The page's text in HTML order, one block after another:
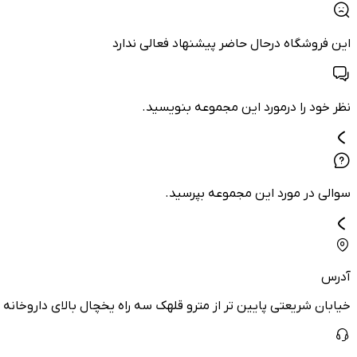
این فروشگاه درحال حاضر پیشنهاد فعالی ندارد
نظر خود را درمورد این مجموعه بنویسید.
سوالی در مورد این مجموعه بپرسید.
آدرس
خیابان شریعتی پایین تر از مترو قلهک سه راه یخچال بالای